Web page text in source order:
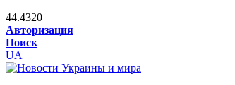
44.4320
Авторизация
Поиск
UA